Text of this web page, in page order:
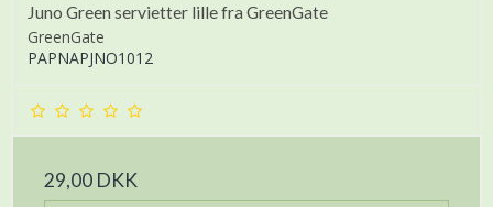
Juno Green servietter lille fra GreenGate
GreenGate
PAPNAPJNO1012
29,00 DKK